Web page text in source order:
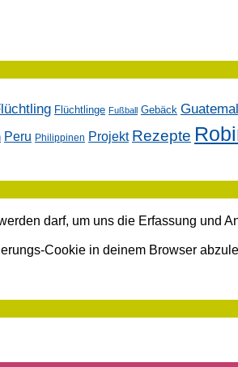
Flüchtlinge Fußball Gebäck
Peru Philippinen Projekt Rezepte
darf, um uns die Erfassung und
Cookie in deinem Browser